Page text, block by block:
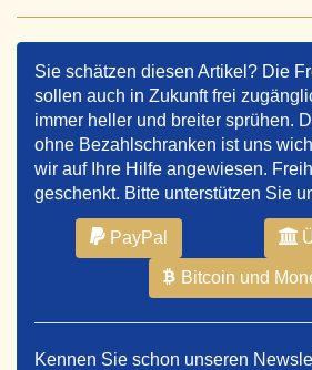
Sie schätzen diesen Artikel? Die
sollen auch in Zukunft frei
immer heller und breiter sprühen.
ohne Bezahlschranken ist uns
wir auf Ihre Hilfe angewiesen.
geschenkt. Bitte unterstützen Sie
PayPal
Bitcoin und
Kennen Sie schon unseren